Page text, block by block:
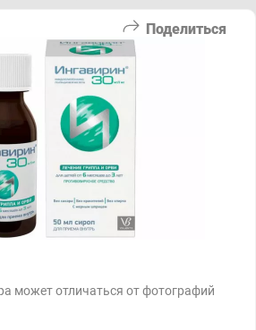
Поделиться
может отличаться от фотографий